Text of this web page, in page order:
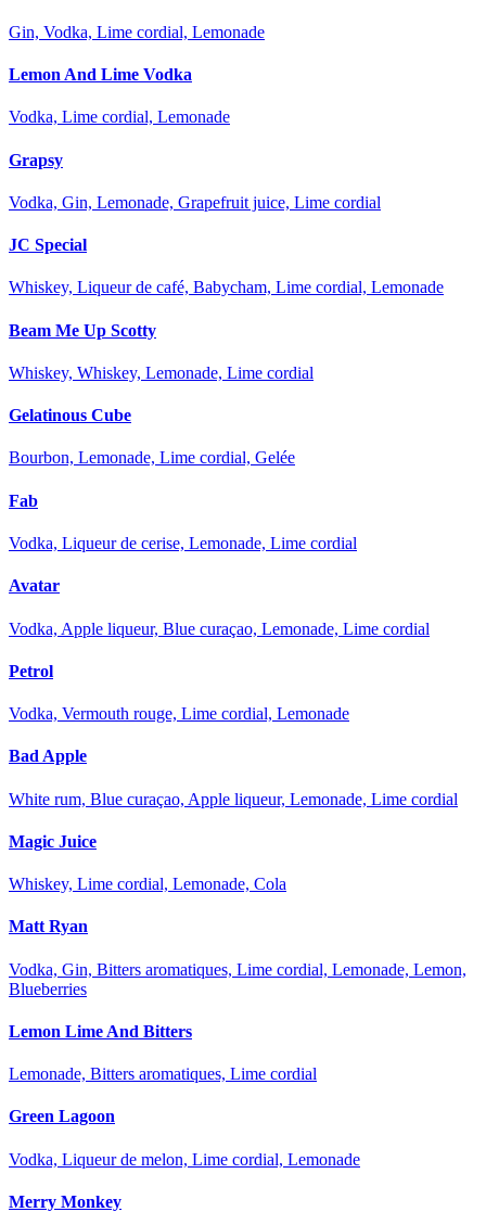
Gin, Vodka, Lime cordial, Lemonade
Lemon And Lime Vodka
Vodka, Lime cordial, Lemonade
Grapsy
Vodka, Gin, Lemonade, Grapefruit juice, Lime cordial
JC Special
Whiskey, Liqueur de café, Babycham, Lime cordial, Lemonade
Beam Me Up Scotty
Whiskey, Whiskey, Lemonade, Lime cordial
Gelatinous Cube
Bourbon, Lemonade, Lime cordial, Gelée
Fab
Vodka, Liqueur de cerise, Lemonade, Lime cordial
Avatar
Vodka, Apple liqueur, Blue curaçao, Lemonade, Lime cordial
Petrol
Vodka, Vermouth rouge, Lime cordial, Lemonade
Bad Apple
White rum, Blue curaçao, Apple liqueur, Lemonade, Lime cordial
Magic Juice
Whiskey, Lime cordial, Lemonade, Cola
Matt Ryan
Vodka, Gin, Bitters aromatiques, Lime cordial, Lemonade, Lemon,
Blueberries
Lemon Lime And Bitters
Lemonade, Bitters aromatiques, Lime cordial
Green Lagoon
Vodka, Liqueur de melon, Lime cordial, Lemonade
Merry Monkey